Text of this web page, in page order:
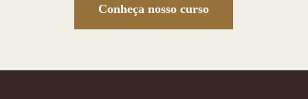
Conheça nosso curso